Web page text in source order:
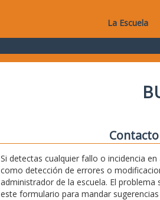
La Escuela
Si detectas cualquier fallo o incidencia
como detección de errores o
administrador de la escuela. El
este formulario para mandar